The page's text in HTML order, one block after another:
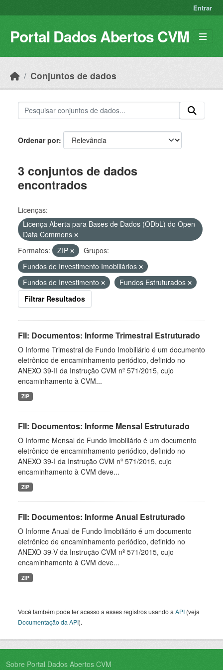
Entrar
Portal Dados Abertos CVM
Conjuntos de dados
Ordenar por
3 conjuntos de dados
encontrados
Licenças:
Licença Aberta para Bases de Dados (ODbL) do Open
Data Commons
Formatos:
ZIP
Grupos:
Fundos de Investimento Imobiliários
Fundos de Investimento
Fundos Estruturados
Filtrar Resultados
FII: Documentos: Informe Trimestral Estruturado
O Informe Trimestral de Fundo Imobiliário é um documento
eletrônico de encaminhamento periódico, definido no
ANEXO 39-II da Instrução CVM nº 571/2015, cujo
encaminhamento à CVM...
ZIP
FII: Documentos: Informe Mensal Estruturado
O Informe Mensal de Fundo Imobiliário é um documento
eletrônico de encaminhamento periódico, definido no
ANEXO 39-I da Instrução CVM nº 571/2015, cujo
encaminhamento à CVM deve...
ZIP
FII: Documentos: Informe Anual Estruturado
O Informe Anual de Fundo Imobiliário é um documento
eletrônico de encaminhamento periódico, definido no
ANEXO 39-V da Instrução CVM nº 571/2015, cujo
encaminhamento à CVM deve...
ZIP
Você também pode ter acesso a esses registros usando a API (veja
Documentação da API).
Sobre Portal Dados Abertos CVM